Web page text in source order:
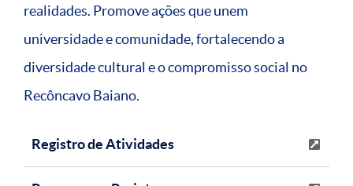
realidades. Promove ações que unem
universidade e comunidade, fortalecendo a
diversidade cultural e o compromisso social no
Recôncavo Baiano.
Registro de Atividades